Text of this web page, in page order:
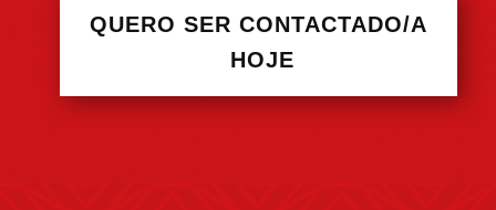
QUERO SER CONTACTADO/A
HOJE